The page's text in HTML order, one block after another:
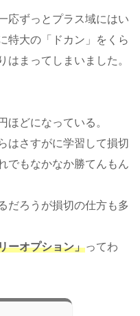
応ずっとプラス域にはい
特大の「ドカン」をくら
はまってしまいました。
ほどになっている。
はさすがに学習して損切
でもなかなか勝てんもん
だろうが損切の仕方も多
ーオプション」ってわ